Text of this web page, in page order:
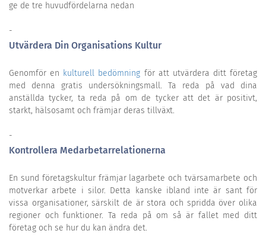
ge de tre huvudfördelarna nedan
-
Utvärdera Din Organisations Kultur
Genomför en kulturell bedömning för att utvärdera ditt företag
med denna gratis undersökningsmall. Ta reda på vad dina
anställda tycker, ta reda på om de tycker att det är positivt,
starkt, hälsosamt och främjar deras tillväxt.
-
Kontrollera Medarbetarrelationerna
En sund företagskultur främjar lagarbete och tvärsamarbete och
motverkar arbete i silor. Detta kanske ibland inte är sant för
vissa organisationer, särskilt de är stora och spridda över olika
regioner och funktioner. Ta reda på om så är fallet med ditt
företag och se hur du kan ändra det.